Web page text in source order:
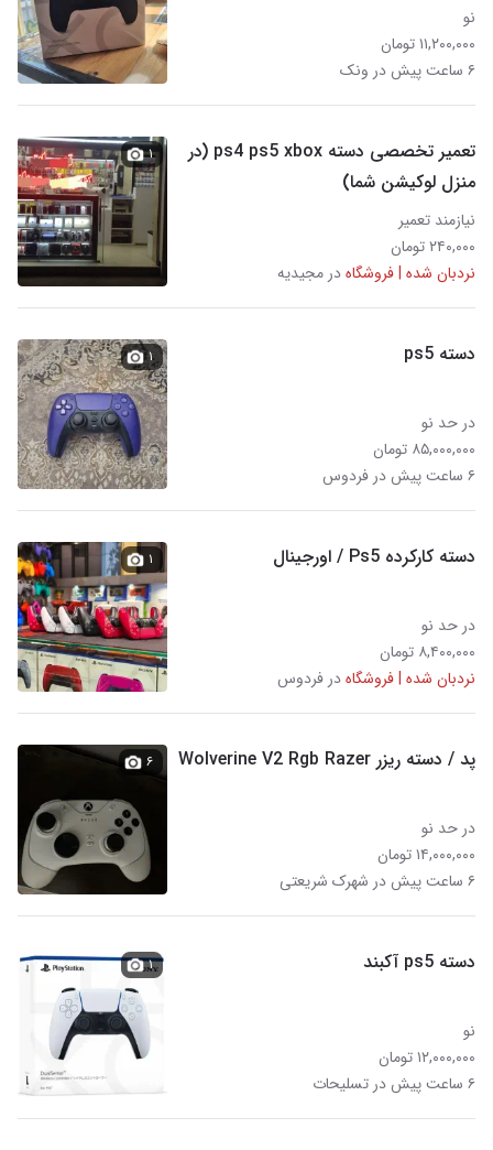
نو
۱۱,۲۰۰,۰۰۰ تومان
۶ ساعت پیش در ونک
تعمیر تخصصی دسته ps4 ps5 xbox (در
منزل لوکیشن شما)
نیازمند تعمیر
۲۴۰,۰۰۰ تومان
نردبان شده | فروشگاهدر مجیدیه
۱
دسته ps5
در حد نو
۸۵,۰۰۰,۰۰۰ تومان
۶ ساعت پیش در فردوس
۱
دسته کارکرده Ps5 / اورجینال
در حد نو
۸,۴۰۰,۰۰۰ تومان
نردبان شده | فروشگاهدر فردوس
۱
پد / دسته ریزر Wolverine V2 Rgb Razer
در حد نو
۱۴,۰۰۰,۰۰۰ تومان
۶ ساعت پیش در شهرک شریعتی
۶
دسته ps5 آکبند
نو
۱۲,۰۰۰,۰۰۰ تومان
۶ ساعت پیش در تسلیحات
۱